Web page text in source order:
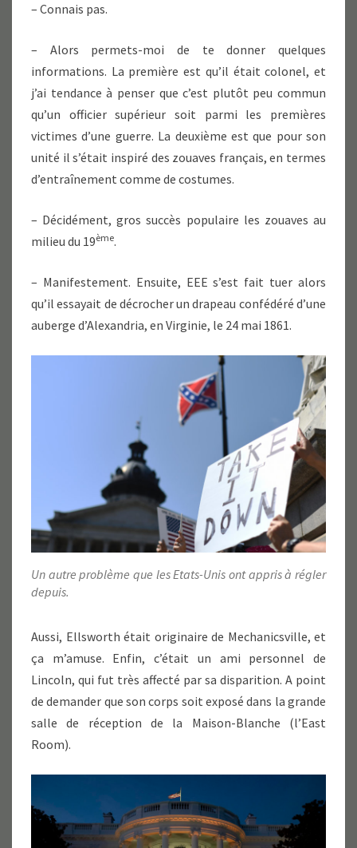
– Connais pas.
– Alors permets-moi de te donner quelques
informations. La première est qu’il était colonel, et
j’ai tendance à penser que c’est plutôt peu commun
qu’un officier supérieur soit parmi les premières
victimes d’une guerre. La deuxième est que pour son
unité il s’était inspiré des zouaves français, en termes
d’entraînement comme de costumes.
– Décidément, gros succès populaire les zouaves au
milieu du 19ème.
– Manifestement. Ensuite, EEE s’est fait tuer alors
qu’il essayait de décrocher un drapeau confédéré d’une
auberge d’Alexandria, en Virginie, le 24 mai 1861.
Un autre problème que les Etats-Unis ont appris à régler
depuis.
Aussi, Ellsworth était originaire de Mechanicsville, et
ça m’amuse. Enfin, c’était un ami personnel de
Lincoln, qui fut très affecté par sa disparition. A point
de demander que son corps soit exposé dans la grande
salle de réception de la Maison-Blanche (l’East
Room).